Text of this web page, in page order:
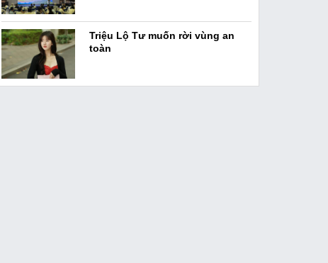
Triệu Lộ Tư muốn rời vùng an
toàn